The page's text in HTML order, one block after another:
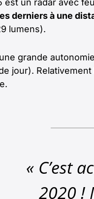
est un radar avec
derniers à une
lumens).
grande
jour).
« C’est
2020 !